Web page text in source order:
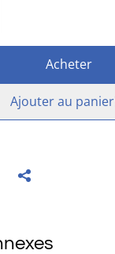
Acheter
Ajouter au panier